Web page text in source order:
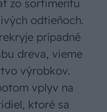
zo sortimentu
odtieňoch.
prípadné
dreva, vieme
výrobkov.
vplyv na
ktoré sa